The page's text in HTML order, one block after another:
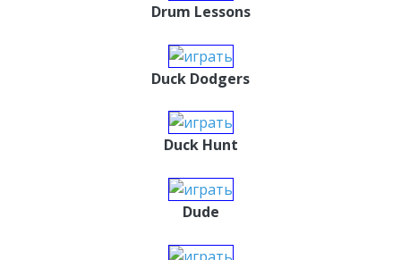
Drum Lessons
Duck Dodgers
Duck Hunt
Dude